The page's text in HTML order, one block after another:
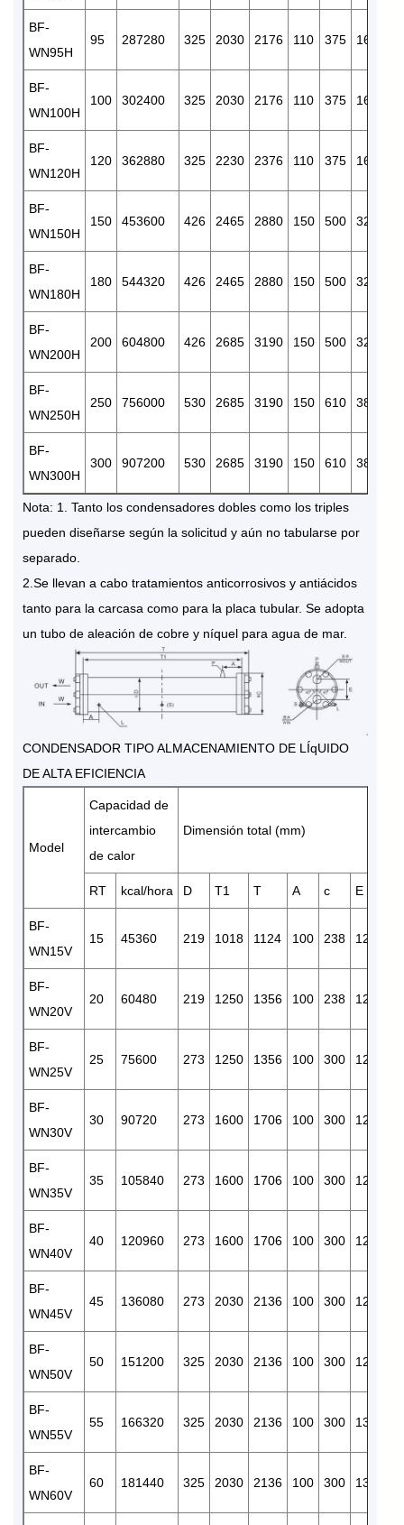
BF-
WN95H
95 287280 325 2030 2176 110 375 160
BF-
WN100H
100 302400 325 2030 2176 110 375 160
BF-
WN120H
120 362880 325 2230 2376 110 375 160
BF-
WN150H
150 453600 426 2465 2880 150 500 325
BF-
WN180H
180 544320 426 2465 2880 150 500 325
BF-
WN200H
200 604800 426 2685 3190 150 500 325
BF-
WN250H
250 756000 530 2685 3190 150 610 380
BF-
WN300H
300 907200 530 2685 3190 150 610 380
Nota: 1. Tanto los condensadores dobles como los triples
pueden diseñarse según la solicitud y aún no tabularse por
separado.
2.Se llevan a cabo tratamientos anticorrosivos y antiácidos
tanto para la carcasa como para la placa tubular. Se adopta
un tubo de aleación de cobre y níquel para agua de mar.
CONDENSADOR TIPO ALMACENAMIENTO DE LÍqUIDO
DE ALTA EFICIENCIA
Model
Capacidad de
intercambio
de calor
Dimensión total (mm)
RT kcal/hora D T1 T A c E
BF-
WN15V
15 45360 219 1018 1124 100 238 120
BF-
WN20V
20 60480 219 1250 1356 100 238 120
BF-
WN25V
25 75600 273 1250 1356 100 300 120
BF-
WN30V
30 90720 273 1600 1706 100 300 120
BF-
WN35V
35 105840 273 1600 1706 100 300 120
BF-
WN40V
40 120960 273 1600 1706 100 300 120
BF-
WN45V
45 136080 273 2030 2136 100 300 120
BF-
WN50V
50 151200 325 2030 2136 100 300 120
BF-
WN55V
55 166320 325 2030 2136 100 300 130
BF-
WN60V
60 181440 325 2030 2136 100 300 130